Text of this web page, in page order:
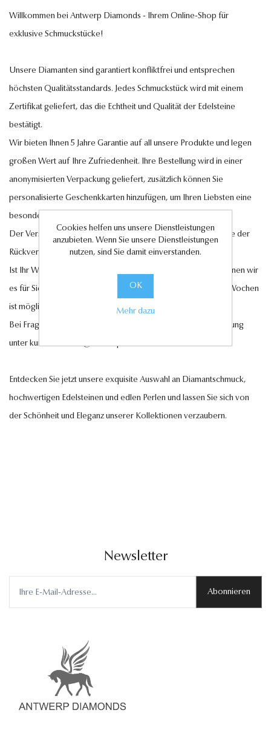
Willkommen bei Antwerp Diamonds - Ihrem Online-Shop für
exklusive Schmuckstücke!
Unsere Diamanten sind garantiert konfliktfrei und entsprechen
höchsten Qualitätsstandards. Jedes Schmuckstück wird mit einem
Zertifikat geliefert, das die Echtheit und Qualität der Edelsteine
bestätigt.
Wir bieten Ihnen 5 Jahre Garantie auf all unsere Produkte und legen
großen Wert auf Ihre Zufriedenheit. Ihre Bestellung wird in einer
anonymisierten Verpackung geliefert, zusätzlich können Sie
personalisierte Geschenkkarten hinzufügen, um Ihren Liebsten eine
besondere Freude zu bereiten.
Der Versand innerhalb Deutschlands ist kostenlos, ebenso wie der
Rückversand im Falle eines Umtauschs oder einer Retoure.
Ist Ihr Wunschschmuckstück nicht auf Lager? Auf Anfrage können wir
es für Sie anfertigen lassen. Eine Lieferung innerhalb von 6-7 Wochen
ist möglich.
Bei Fragen steht Ihnen unser Kundenservice gerne zur Verfügung
unter kundenservice@antwerp-diamonds.de.
Entdecken Sie jetzt unsere exquisite Auswahl an Diamantschmuck,
hochwertigen Edelsteinen und edlen Perlen und lassen Sie sich von
der Schönheit und Eleganz unserer Kollektionen verzaubern.
Newsletter
Abonnieren
Cookies helfen uns unsere Dienstleistungen
anzubieten. Wenn Sie unsere Dienstleistungen
nutzen, sind Sie damit einverstanden.
OK
Mehr dazu